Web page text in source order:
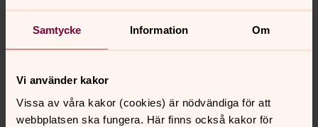
Samtycke Information Om
Vi använder kakor
Vissa av våra kakor (cookies) är nödvändiga för att
webbplatsen ska fungera. Här finns också kakor för
Eva Yngvesdotter
Direkt:0660-59943
Mer om Eva Yngvesdotter
Diakon i Nätra och Sidensjö församlingar